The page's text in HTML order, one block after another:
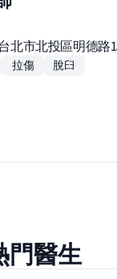
北市北投區明德路
拉傷 脫臼
門醫生